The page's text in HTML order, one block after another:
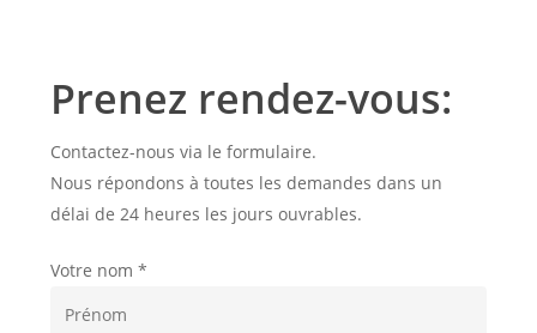
Prenez rendez-vous:
Contactez-nous via le formulaire.
Nous répondons à toutes les demandes dans un
délai de 24 heures les jours ouvrables.
Votre nom*